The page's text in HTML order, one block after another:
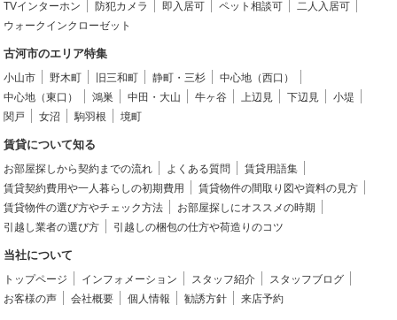
TVインターホン
防犯カメラ 即入居可 ペット相談可
二人入居可
ウォークインクローゼット
古河市のエリア特集
小山市 野木町 旧三和町 静町・三杉
中心地（西口）
中心地（東口）
鴻巣 中田・大山 牛ヶ谷 上辺見 下辺見
小堤
関戸
女沼 駒羽根 境町
賃貸について知る
お部屋探しから契約までの流れ よくある質問
賃貸用語集
賃貸契約費用や一人暮らしの初期費用
賃貸物件の間取り図や資料の見方
賃貸物件の選び方やチェック方法
お部屋探しにオススメの時期
引越し業者の選び方
引越しの梱包の仕方や荷造りのコツ
当社について
トップページ インフォメーション スタッフ紹介
スタッフブログ
お客様の声
会社概要 個人情報 勧誘方針 来店予約